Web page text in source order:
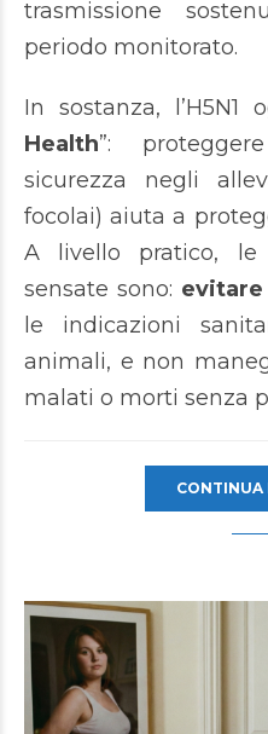
trasmissione
periodo monitorato.
In sostanza,
Health”:
sicurezza negli
focolai) aiuta a
A livello pratico, le
sensate sono:
le indicazioni
animali, e non
malati o morti senza
CONTINUA